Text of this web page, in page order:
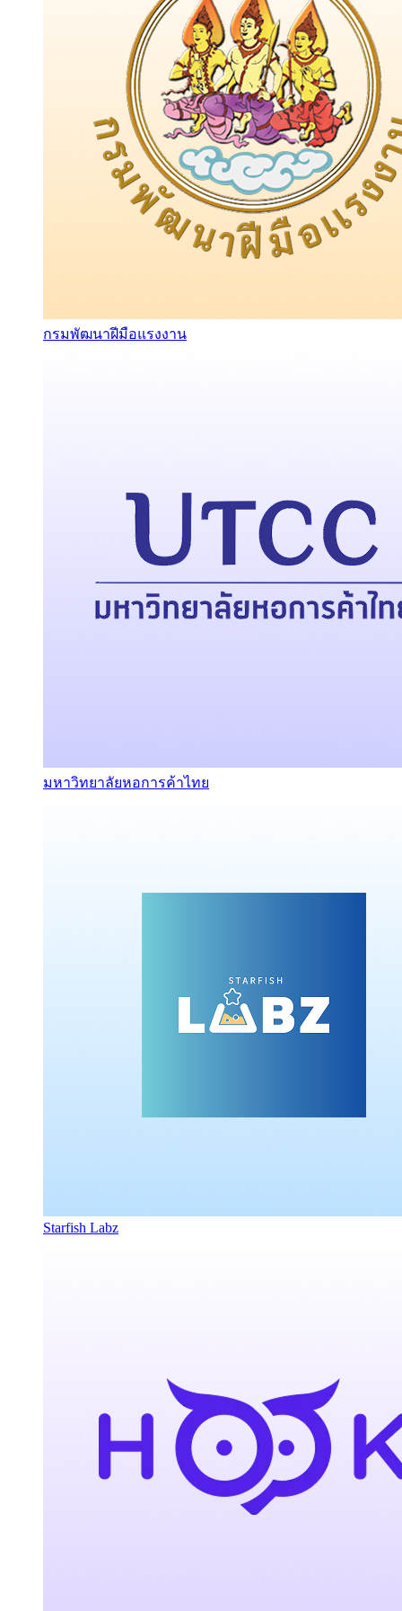
กรมพัฒนาฝีมือแรงงาน
มหาวิทยาลัยหอการค้าไทย
Starfish Labz